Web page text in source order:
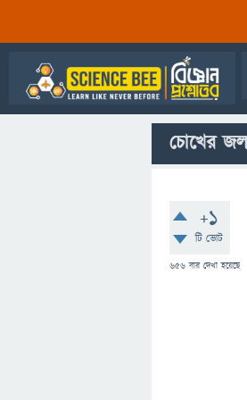
চোখের
+1
টি ভোট
656 বার দেখা হয়েছে